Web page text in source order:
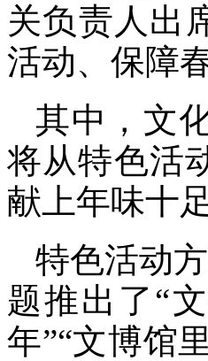
关负责人出
活动、保障
其中，文
将从特色活
献上年味十
特色活动
题推出了“
年”“文博馆